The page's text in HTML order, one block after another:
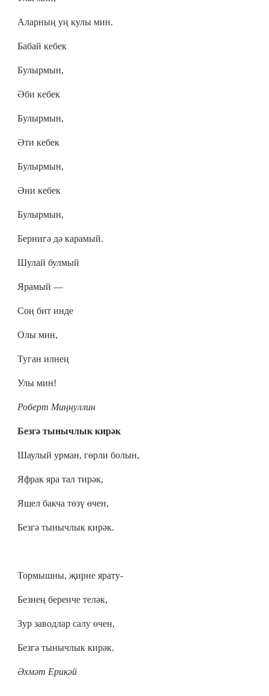
Аларның уң кулы мин.
Бабай кебек
Булырмын,
Әби кебек
Булырмын,
Әти кебек
Булырмын,
Әни кебек
Булырмын,
Бернигә дә карамый.
Шулай булмый
Ярамый —
Соң бит инде
Олы мин,
Туган илнең
Улы мин!
Роберт Миңнуллин
Безгә тынычлык кирәк
Шаулый урман, гөрли болын,
Яфрак яра тал тирәк,
Яшел бакча төзү өчен,
Безгә тынычлык кирәк.
Тормышны, җирне ярату-
Безнең беренче теләк,
Зур заводлар салу өчен,
Безгә тынычлык кирәк.
Әхмәт Ерикәй